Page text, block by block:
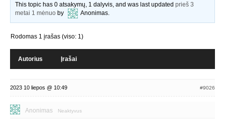
This topic has 0 atsakymų, 1 dalyvis, and was last updatedprieš 3
metai 1 mėnuo by Anonimas.
Rodomas 1 įrašas (viso: 1)
Autorius Įrašai
2023 10 liepos @ 10:49 #9026
Anonimas Neaktyvus